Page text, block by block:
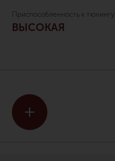
Приспособленность к тюнингу
ВЫСОКАЯ